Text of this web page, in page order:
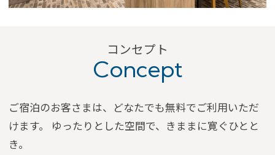
予約確認・変更・キャンセル
コンセプト
Concept
ご宿泊のお客さまは、どなたでも無料でご利用いただ
けます。
ゆったりとした空間で、きままに寛ぐひとと
き。